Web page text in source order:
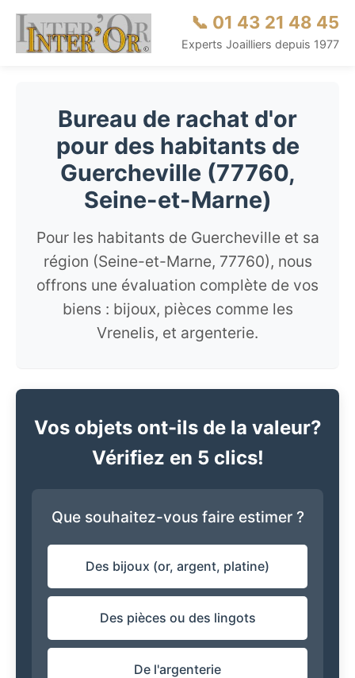
📞 01 43 21 48 45
Experts Joailliers depuis 1977
Bureau de rachat d'or
pour des habitants de
Guercheville (77760,
Seine-et-Marne)
Pour les habitants de Guercheville et sa
région (Seine-et-Marne, 77760), nous
offrons une évaluation complète de vos
biens : bijoux, pièces comme les
Vrenelis, et argenterie.
Vos objets ont-ils de la valeur?
Vérifiez en 5 clics!
Que souhaitez-vous faire estimer ?
Des bijoux (or, argent, platine)
Des pièces ou des lingots
De l'argenterie